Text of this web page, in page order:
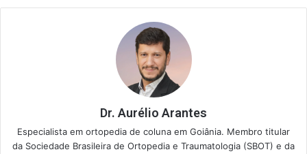
Dr. Aurélio Arantes
Especialista em ortopedia de coluna em Goiânia. Membro titular
da Sociedade Brasileira de Ortopedia e Traumatologia (SBOT) e da